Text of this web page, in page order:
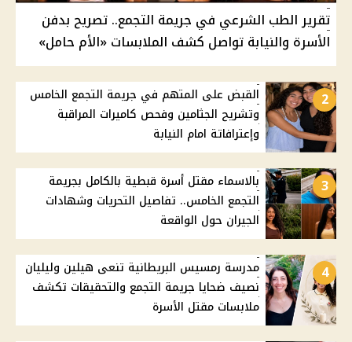
تقرير الطب الشرعي في جريمة التجمع.. تصريح بدفن
الأسرة والنيابة تواصل كشف الملابسات «الأم حامل»
2
القبض على المتهم في جريمة التجمع الخامس
وتشريح الجثامين وفحص كاميرات المراقبة
وإعترافاتة امام النيابة
3
بالاسماء مقتل أسرة قبطية بالكامل بجريمة
التجمع الخامس.. تفاصيل التحريات وشهادات
الجيران حول الواقعة
4
مدرسة رمسيس البريطانية تنعى هيلين وليليان
نصيف ضحايا جريمة التجمع والتحقيقات تكشف
ملابسات مقتل الأسرة